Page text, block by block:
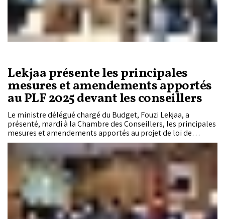
Lekjaa présente les principales
mesures et amendements apportés
au PLF 2025 devant les conseillers
Le ministre délégué chargé du Budget, Fouzi Lekjaa, a
présenté, mardi à la Chambre des Conseillers, les principales
mesures et amendements apportés au projet de loi de
finances (PLF) n°60.24 pour l'année budgétaire 2025. Ces
mesures portent principalement sur la réforme de l'impôt
sur le revenu (IR) et de la taxe sur la valeur ajoutée (TVA), ainsi
que sur plusieurs dispositions douanières, notamment les
droits de douane et la taxe intérieure sur la consommation, a
souligné M. Lekjaa lors de sa présentation devant la
Commission des finances, de la planification et du
développement économique.